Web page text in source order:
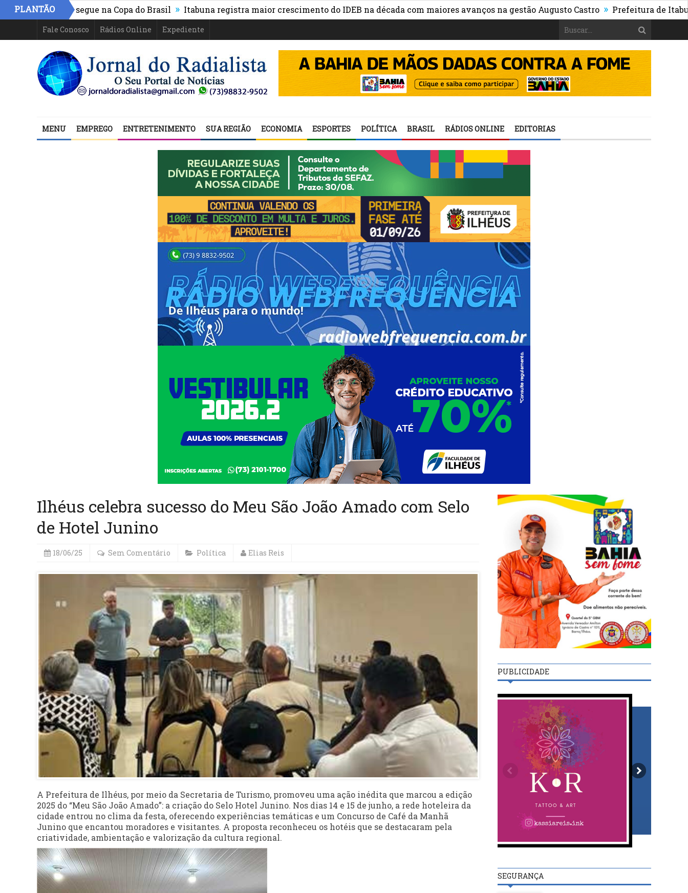
PLANTÃO
PR e segue na Copa do Brasil » Itabuna registra maior crescimento do IDEB na década com maiores avanços na gestão Augusto Castro » Prefeitura de Itabuna
Fale Conosco Rádios Online Expediente
MENU EMPREGO ENTRETENIMENTO SUA REGIÃO ECONOMIA ESPORTES POLÍTICA BRASIL RÁDIOS ONLINE EDITORIAS
Ilhéus celebra sucesso do Meu São João Amado com Selo
de Hotel Junino
18/06/25 Sem Comentário Política Elias Reis
A Prefeitura de Ilhéus, por meio da Secretaria de Turismo, promoveu uma ação inédita que marcou a edição
2025 do “Meu São João Amado”: a criação do Selo Hotel Junino. Nos dias 14 e 15 de junho, a rede hoteleira da
cidade entrou no clima da festa, oferecendo experiências temáticas e um Concurso de Café da Manhã
Junino que encantou moradores e visitantes. A proposta reconheceu os hotéis que se destacaram pela
criatividade, ambientação e valorização da cultura regional.
PUBLICIDADE
SEGURANÇA